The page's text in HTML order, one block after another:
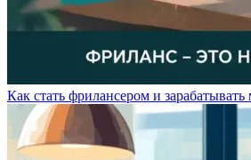
Как стать фрилансером и зарабатывать